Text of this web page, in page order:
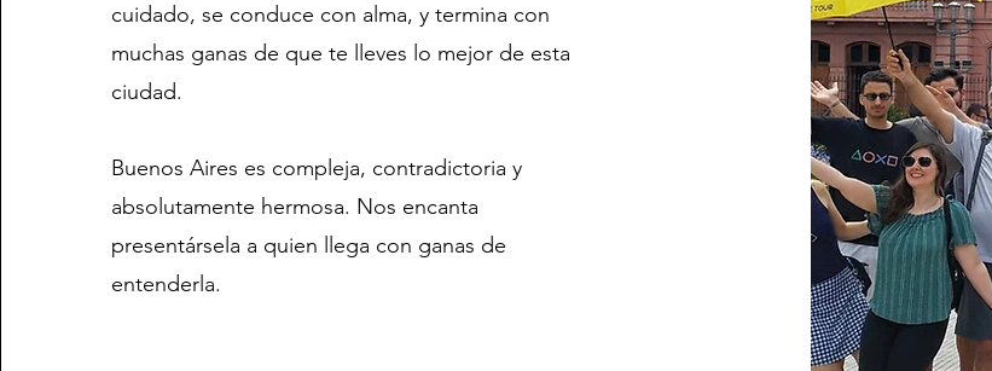
cuidado, se conduce con alma, y termina con
muchas ganas de que te lleves lo mejor de esta
ciudad.
Buenos Aires es compleja, contradictoria y
absolutamente hermosa. Nos encanta
presentársela a quien llega con ganas de
entenderla.